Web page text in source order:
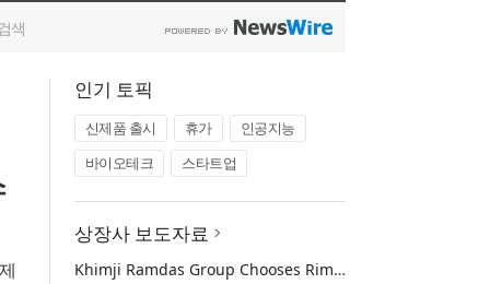
인기 토픽
신제품 출시 휴가
인공지능
바이오테크
스타트업
상장사 보도자료
Khimji Ramdas Group Chooses Rimini Street to Reduce SAP Support Costs, Protect 700+ Customizations and Reinvest Savings in Innovation